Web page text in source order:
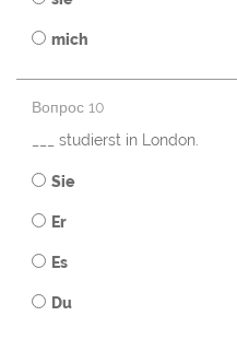
mich
Вопрос 10
___ studierst in London.
Sie
Er
Es
Du